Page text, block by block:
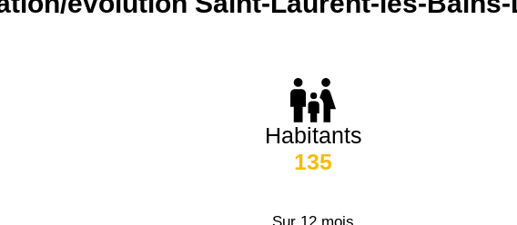
Habitants
135
Sur 12 mois